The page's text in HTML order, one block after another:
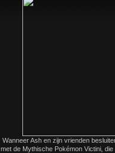
Wanneer Ash en zijn vrienden
met de Mythische Pokémon Victini,